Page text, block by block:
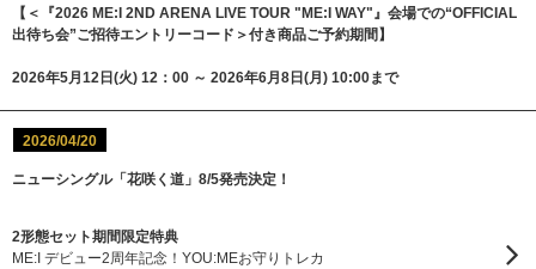
【＜『2026 ME:I 2ND ARENA LIVE TOUR "ME:I WAY"』会場での“OFFICIAL
出待ち会”ご招待エントリーコード＞付き商品ご予約期間】
2026年5月12日(火) 12：00 ～ 2026年6月8日(月) 10:00まで
2026/04/20
ニューシングル「花咲く道」8/5発売決定！
2形態セット期間限定特典
ME:I デビュー2周年記念！YOU:MEお守りトレカ